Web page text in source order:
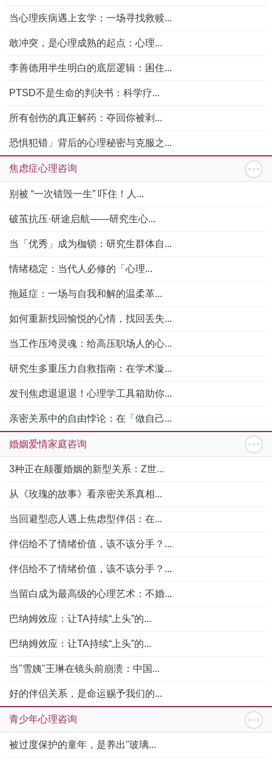
当心理疾病遇上玄学：一场寻找救赎...
敢冲突，是心理成熟的起点：心理...
李善德用半生明白的底层逻辑：困住...
PTSD不是生命的判决书：科学疗...
所有创伤的真正解药：夺回你被剥...
恐惧犯错」背后的心理秘密与克服之...
焦虑症心理咨询
别被 “一次错毁一生” 吓住！人...
破茧抗压·研途启航——研究生心...
当「优秀」成为枷锁：研究生群体自...
情绪稳定：当代人必修的「心理...
拖延症：一场与自我和解的温柔革...
如何重新找回愉悦的心情，找回丢失...
当工作压垮灵魂：给高压职场人的心...
研究生多重压力自救指南：在学术漩...
发刊焦虑退退退！心理学工具箱助你...
亲密关系中的自由悖论：在「做自己...
婚姻爱情家庭咨询
3种正在颠覆婚姻的新型关系：Z世...
从《玫瑰的故事》看亲密关系真相...
当回避型恋人遇上焦虑型伴侣：在...
伴侣给不了情绪价值，该不该分手？...
伴侣给不了情绪价值，该不该分手？...
当留白成为最高级的心理艺术：不婚...
巴纳姆效应：让TA持续“上头”的...
巴纳姆效应：让TA持续“上头”的...
当"雪姨"王琳在镜头前崩溃：中国...
好的伴侣关系，是命运赐予我们的...
青少年心理咨询
被过度保护的童年，是养出"玻璃...